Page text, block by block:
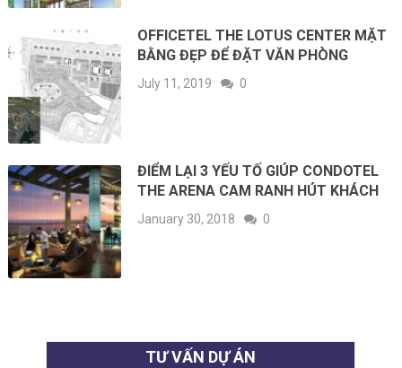
OFFICETEL THE LOTUS CENTER MẶT
BẰNG ĐẸP ĐỂ ĐẶT VĂN PHÒNG
July 11, 2019 0
ĐIỂM LẠI 3 YẾU TỐ GIÚP CONDOTEL
THE ARENA CAM RANH HÚT KHÁCH
January 30, 2018 0
TƯ VẤN DỰ ÁN